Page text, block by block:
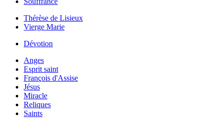
Thérèse de Lisieux
Vierge Marie
Dévotion
Anges
Esprit saint
François d'Assise
Jésus
Miracle
Reliques
Saints